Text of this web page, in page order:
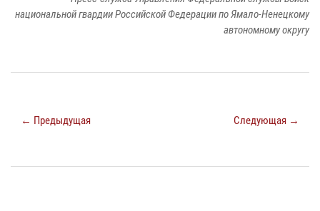
национальной гвардии Российской Федерации по Ямало-Ненецкому
автономному округу
← Предыдущая Следующая →